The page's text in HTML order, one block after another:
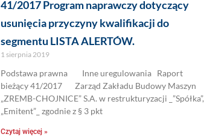
41/2017 Program naprawczy dotyczący
usunięcia przyczyny kwalifikacji do
segmentu LISTA ALERTÓW.
1 sierpnia 2019
Podstawa prawna Inne uregulowania Raport
bieżący 41/2017 Zarząd Zakładu Budowy Maszyn
„ZREMB-CHOJNICE” S.A. w restrukturyzacji _”Spółka”,
„Emitent”_ zgodnie z § 3 pkt
Czytaj więcej »